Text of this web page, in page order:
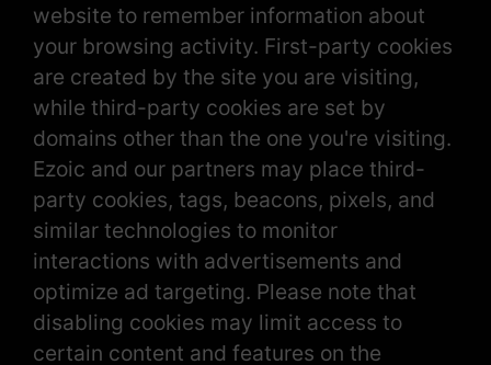
website to remember information about
your browsing activity. First-party cookies
are created by the site you are visiting,
while third-party cookies are set by
domains other than the one you're visiting.
Ezoic and our partners may place third-
party cookies, tags, beacons, pixels, and
similar technologies to monitor
interactions with advertisements and
optimize ad targeting. Please note that
disabling cookies may limit access to
certain content and features on the